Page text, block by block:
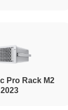
Pro Rack M2
2023